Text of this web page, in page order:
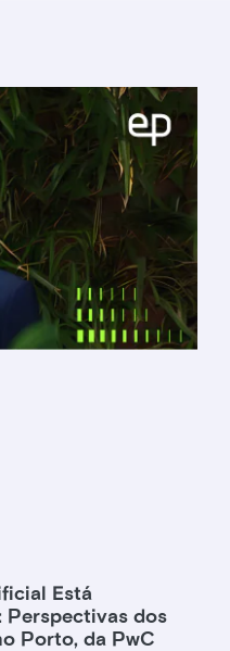
Está
Perspectivas dos
Porto, da PwC